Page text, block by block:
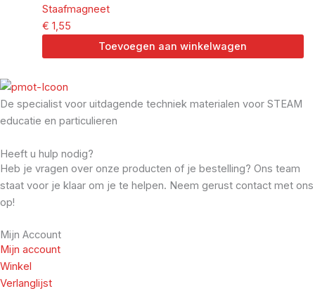
Staafmagneet
€ 1,55
Toevoegen aan winkelwagen
De specialist voor uitdagende techniek materialen voor STEAM
educatie en particulieren
Heeft u hulp nodig?
Heb je vragen over onze producten of je bestelling? Ons team
staat voor je klaar om je te helpen. Neem gerust contact met ons
op!
Mijn Account
Mijn account
Winkel
Verlanglijst